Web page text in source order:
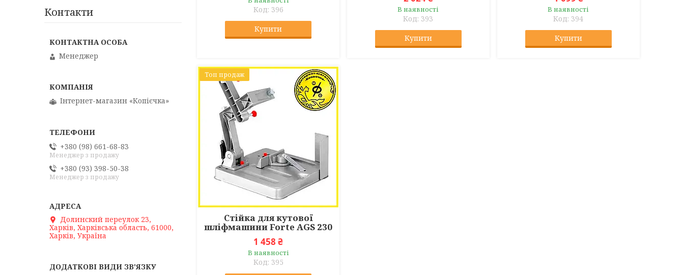
396
Купити
В наявності
393
Купити
В наявності
394
Купити
Топ продаж
Стійка для кутової
шліфмашини Forte AGS 230
1 458 ₴
В наявності
395
Контакти
Менеджер
Інтернет-магазин «Копієчка»
+380 (98) 661-68-83
Менеджер з продажу
+380 (93) 398-50-38
Менеджер з продажу
Долинский переулок 23,
Харків, Харківська область, 61000,
Харків, Україна